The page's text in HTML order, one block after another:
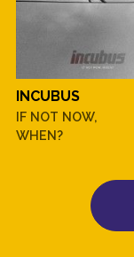
INCUBUS
IF NOT NOW,
WHEN?